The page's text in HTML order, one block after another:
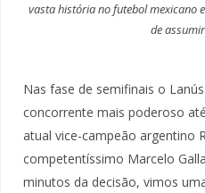
vasta história no futebol mexicano
de
Nas fase de semifinais o
concorrente mais poderoso
atual vice-campeão argentino
competentíssimo Marcelo
minutos da decisão, vimos